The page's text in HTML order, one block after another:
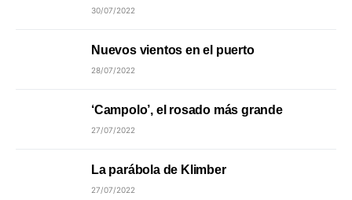
30/07/2022
Nuevos vientos en el puerto
28/07/2022
‘Campolo’, el rosado más grande
27/07/2022
La parábola de Klimber
27/07/2022